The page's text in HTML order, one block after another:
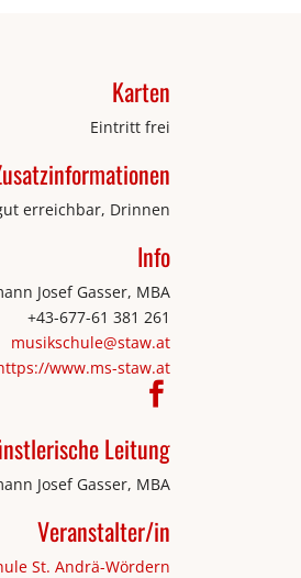
Karten
Eintritt frei
erreichbar, Drinnen
Info
Josef Gasser, MBA
+43-677-61 381 261
musikschule@staw.at
www.ms-staw.at
Leitung
Josef Gasser, MBA
Veranstalter/in
St. Andrä-Wördern